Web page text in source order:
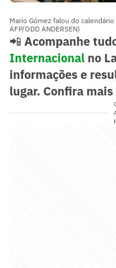
Mario Gómez falou do
AFP/ODD ANDERSEN)
📲 Acompanhe
Internacional no
informações e
lugar. Confira